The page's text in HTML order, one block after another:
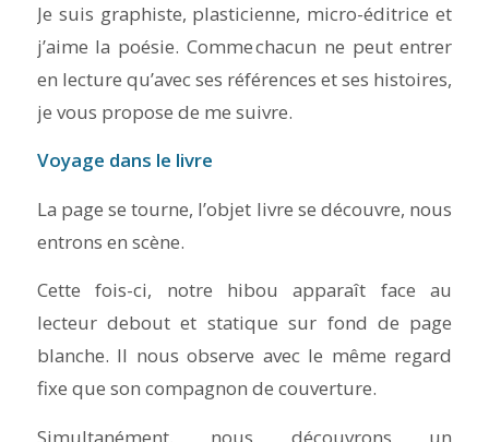
Je suis graphiste, plasticienne, micro-éditrice et
j’aime la poésie. Comme chacun ne peut entrer
en lecture qu’avec ses références et ses histoires,
je vous propose de me suivre.
Voyage dans le livre
La page se tourne, l’objet livre se découvre, nous
entrons en scène.
Cette fois-ci, notre hibou apparaît face au
lecteur debout et statique sur fond de page
blanche. Il nous observe avec le même regard
fixe que son compagnon de couverture.
Simultanément, nous découvrons un